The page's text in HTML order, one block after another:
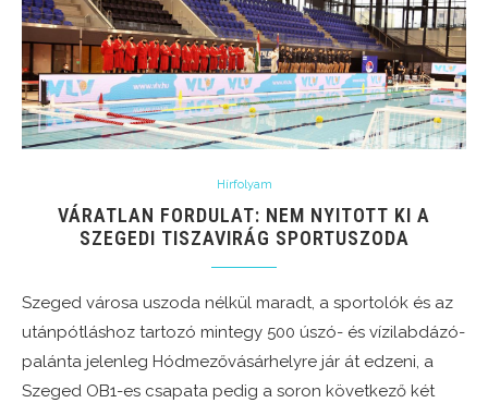
Hírfolyam
VÁRATLAN FORDULAT: NEM NYITOTT KI A
SZEGEDI TISZAVIRÁG SPORTUSZODA
Szeged városa uszoda nélkül maradt, a sportolók és az
utánpótláshoz tartozó mintegy 500 úszó- és vízilabdázó-
palánta jelenleg Hódmezővásárhelyre jár át edzeni, a
Szeged OB1-es csapata pedig a soron következő két